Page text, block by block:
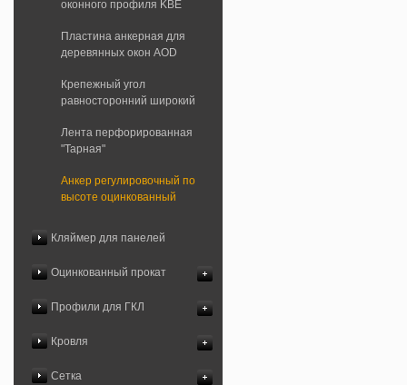
оконного профиля KBE
Пластина анкерная для
деревянных окон AOD
Крепежный угол
равносторонний широкий
Лента перфорированная
"Тарная"
Анкер регулировочный по
высоте оцинкованный
Кляймер для панелей
Оцинкованный прокат
Профили для ГКЛ
Кровля
Сетка